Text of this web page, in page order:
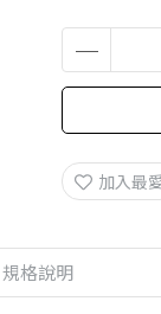
加入最
規格說明